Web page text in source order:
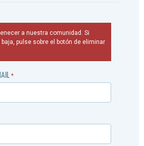
a nuestra comunidad. Si
pulse sobre el botón de eliminar
*